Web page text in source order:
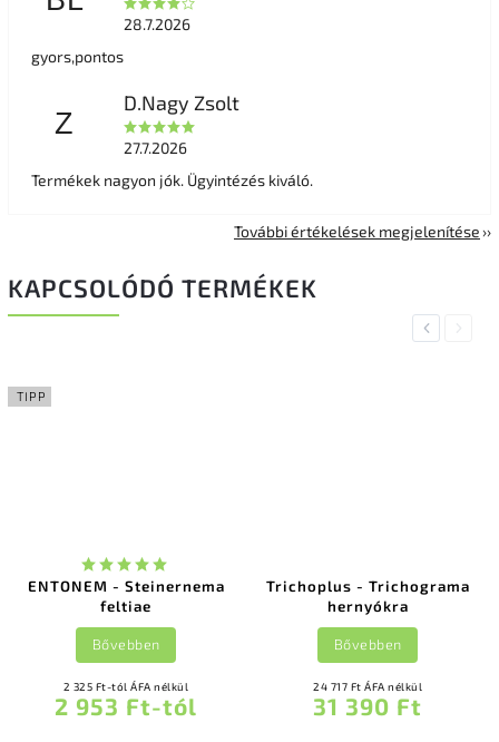
28.7.2026
gyors,pontos
Z
D.Nagy Zsolt
27.7.2026
Termékek nagyon jók. Ügyintézés kiváló.
További értékelések megjelenítése
KAPCSOLÓDÓ TERMÉKEK
Previous
TIPP
ENTONEM - Steinernema
feltiae
2 325 Ft-tól ÁFA nélkül
2 953 Ft-tól
Bővebben
Trichoplus - Trichograma
hernyókra
24 717 Ft ÁFA nélkül
31 390 Ft
Bővebben
Next